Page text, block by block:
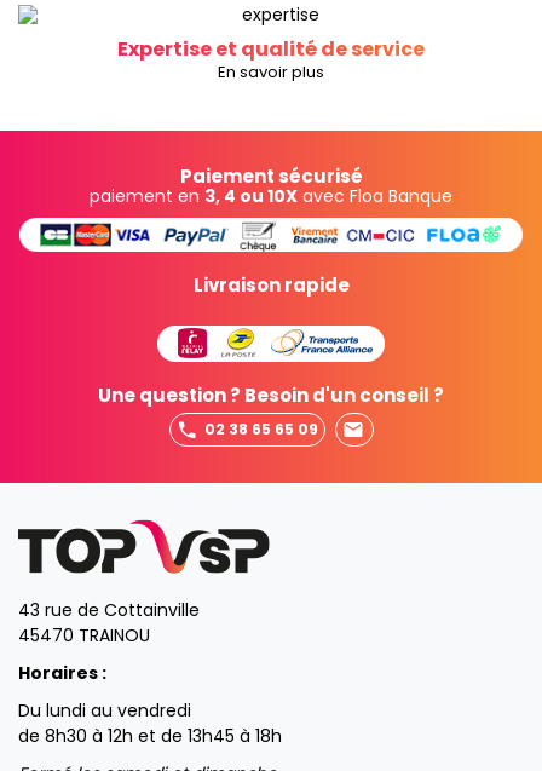
Expertise et qualité de service
En savoir plus
Paiement sécurisé
paiement en 3, 4 ou 10X avec Floa Banque
Livraison rapide
Une question ? Besoin d'un conseil ?
02 38 65 65 09
43 rue de Cottainville
45470 TRAINOU
Horaires :
Du lundi au vendredi
de 8h30 à 12h et de 13h45 à 18h